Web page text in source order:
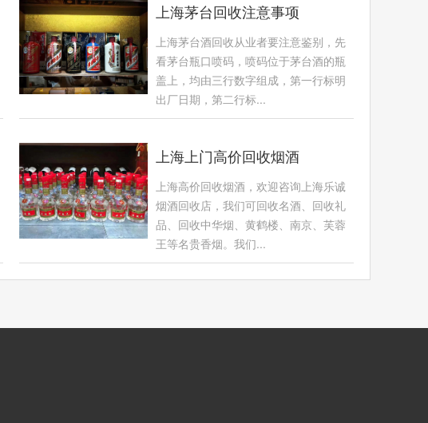
上海茅台回收注意事项
上海茅台酒回收从业者要注意鉴别，先
看茅台瓶口喷码，喷码位于茅台酒的瓶
盖上，均由三行数字组成，第一行标明
出厂日期，第二行标...
上海上门高价回收烟酒
上海高价回收烟酒，欢迎咨询上海乐诚
烟酒回收店，我们可回收名酒、回收礼
品、回收中华烟、黄鹤楼、南京、芙蓉
王等名贵香烟。我们...